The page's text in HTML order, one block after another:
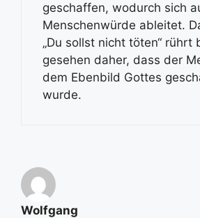
geschaffen, wodurch sich
Menschenwürde ableitet.
„Du sollst nicht töten“ rührt
gesehen daher, dass der
dem Ebenbild Gottes
wurde.
Wolfgang